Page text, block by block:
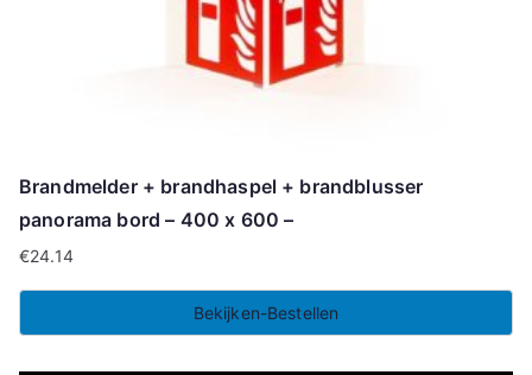
Brandmelder + brandhaspel + brandblusser
panorama bord – 400 x 600 –
€24.14
Bekijken-Bestellen